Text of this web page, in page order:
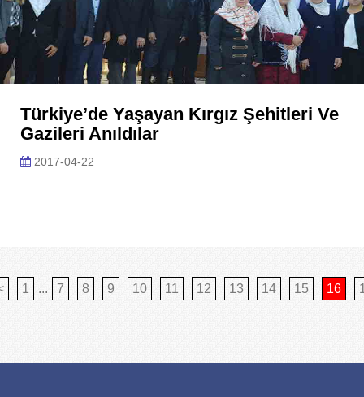
Türkiye’de Yaşayan Kırgız Şehitleri Ve
Gazileri Anıldılar
2017-04-22
1 ... 7 8 9 10 11 12 13 14 15 16